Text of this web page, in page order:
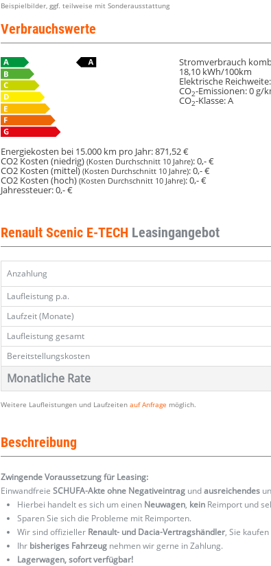
Beispielbilder, ggf. teilweise mit Sonderausstattung
Verbrauchswerte
Stromverbrauch
18,10 kWh/100km
Elektrische Reichweite:
CO2-Emissionen:0 g/
CO2-Klasse:A
Energiekosten bei 15.000 km pro Jahr:871,52 €
CO2 Kosten (niedrig)(Kosten Durchschnitt 10 Jahre):0,- €
CO2 Kosten (mittel)(Kosten Durchschnitt 10 Jahre):0,- €
CO2 Kosten (hoch)(Kosten Durchschnitt 10 Jahre):0,- €
Jahressteuer:0,- €
Renault Scenic E-TECH Leasingangebot
Anzahlung
Laufleistung p.a.
Laufzeit (Monate)
Laufleistung gesamt
Bereitstellungskosten
Monatliche Rate
Weitere Laufleistungen und Laufzeitenauf Anfrage möglich.
Beschreibung
Zwingende Voraussetzung für Leasing:
EinwandfreieSCHUFA-Akte ohne Negativeintrag undausreichendes
Hierbei handelt es sich um einen Neuwagen, kein Reimport und
Sparen Sie sich die Probleme mit Reimporten.
Wir sind offizieller Renault- und Dacia-Vertragshändler, Sie
Ihr bisheriges Fahrzeug nehmen wir gerne in Zahlung.
Lagerwagen, sofort verfügbar!